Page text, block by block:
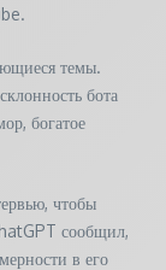
темы.
бота
богатое
чтобы
сообщил,
в его